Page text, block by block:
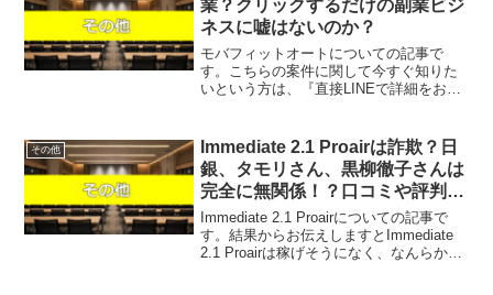
業？クリックするだけの副業ビジ
ネスに嘘はないのか？
モバフィットオートについての記事で
す。こちらの案件に関して今すぐ知りた
いという方は、『直接LINEで詳細をお答
いう方は、自分が実際にやっていて、稼
げている案件を無料でプレゼ...
その他
Immediate 2.1 Proairは詐欺？日
銀、タモリさん、黒柳徹子さんは
完全に無関係！？口コミや評判を
徹底調査しました！
Immediate 2.1 Proairについての記事で
す。結果からお伝えしますとImmediate
2.1 Proairは稼げそうになく、なんらかの